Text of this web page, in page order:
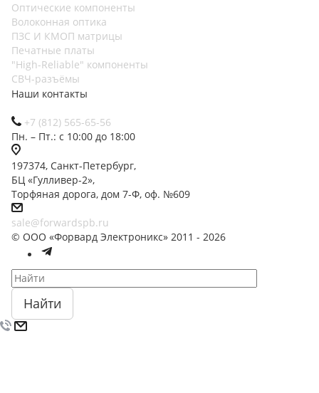
Оптические компоненты
Волоконная оптика
ПЗС И КМОП матрицы
Печатные платы
"High-Reliable" компоненты
СВЧ-разъёмы
Наши контакты
+7 (812) 565-65-56
Пн. – Пт.: с 10:00 до 18:00
197374, Санкт-Петербург,
БЦ «Гулливер-2»,
Торфяная дорога, дом 7-Ф, оф. №609
sale@forwardspb.ru
© ООО «Форвард Электроникс» 2011 - 2026
Найти